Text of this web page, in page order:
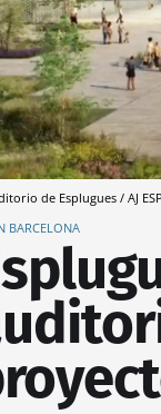
de Esplugues / AJ
BARCELONA